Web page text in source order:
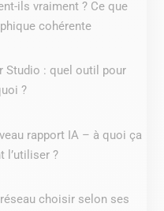
ils vraiment ? Ce que
cohérente
Studio : quel outil pour
?
rapport IA – à quoi ça
l’utiliser ?
choisir selon ses